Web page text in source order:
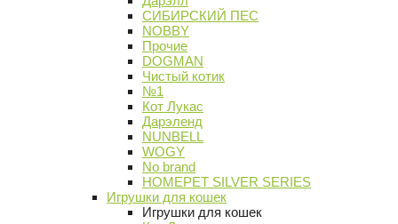
СИБИРСКИЙ ПЕС
NOBBY
Прочие
DOGMAN
Чистый котик
№1
Кот Лукас
Дарэленд
NUNBELL
WOGY
No brand
HOMEPET SILVER SERIES
Игрушки для кошек
Игрушки для кошек